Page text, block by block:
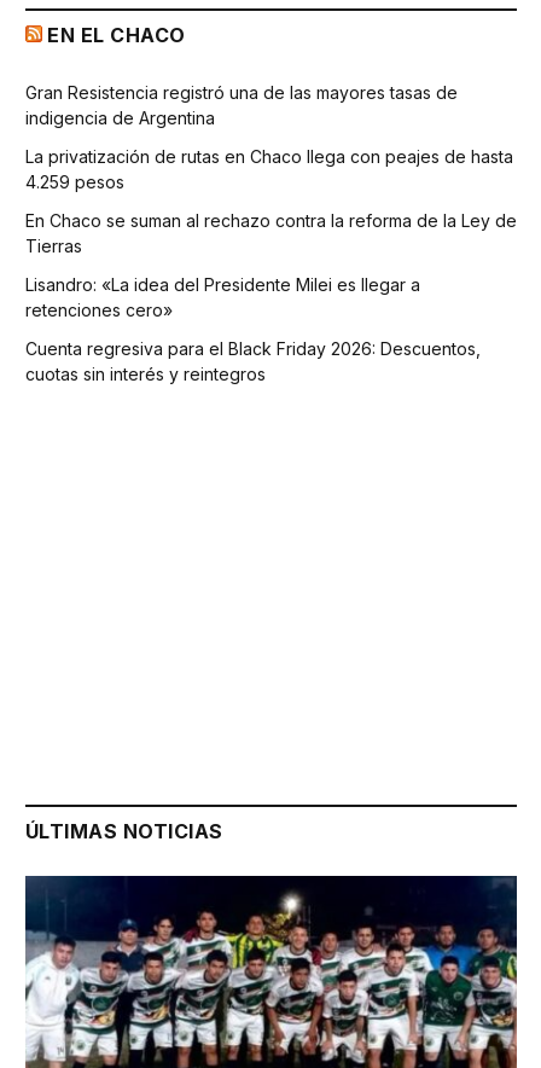
EN EL CHACO
Gran Resistencia registró una de las mayores tasas de
indigencia de Argentina
La privatización de rutas en Chaco llega con peajes de hasta
4.259 pesos
En Chaco se suman al rechazo contra la reforma de la Ley de
Tierras
Lisandro: «La idea del Presidente Milei es llegar a
retenciones cero»
Cuenta regresiva para el Black Friday 2026: Descuentos,
cuotas sin interés y reintegros
ÚLTIMAS NOTICIAS